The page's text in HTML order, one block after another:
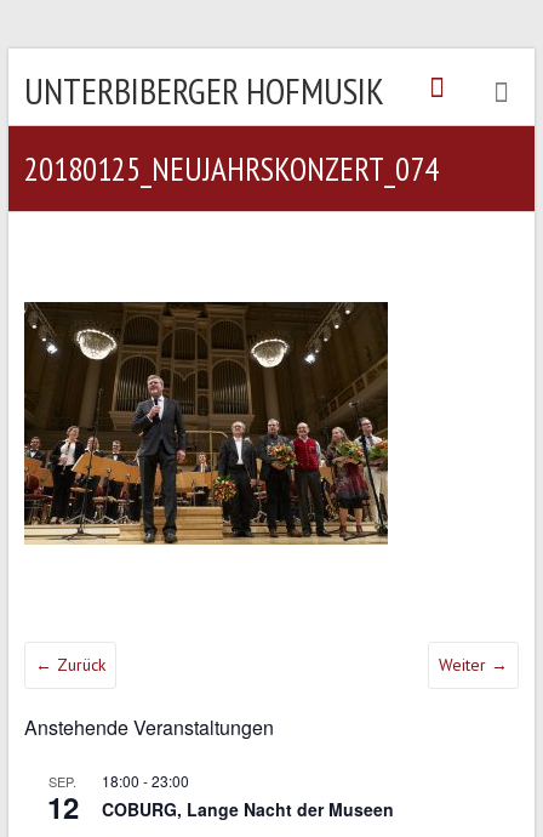
UNTERBIBERGER HOFMUSIK
20180125_NEUJAHRSKONZERT_074
← Zurück Weiter →
Anstehende Veranstaltungen
SEP.
12
18:00 -23:00
COBURG, Lange Nacht der Museen